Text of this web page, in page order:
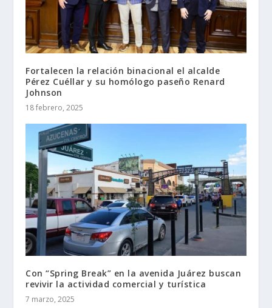
Fortalecen la relación binacional el alcalde
Pérez Cuéllar y su homólogo paseño Renard
Johnson
18 febrero, 2025
Con “Spring Break” en la avenida Juárez buscan
revivir la actividad comercial y turística
7 marzo, 2025